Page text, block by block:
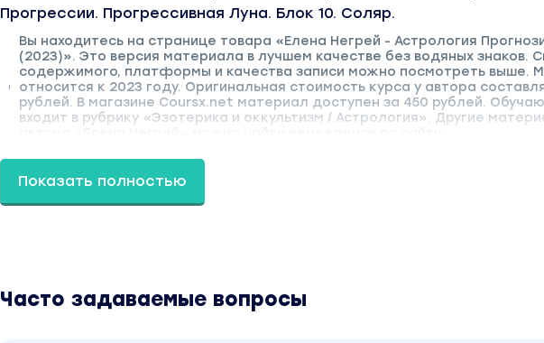
Прогрессии. Прогрессивная Луна. Блок 10. Соляр.
Вы находитесь на странице товара «Елена Негрей - Астрология
(2023)». Это версия материала в лучшем качестве без водяных знаков.
содержимого, платформы и качества записи можно посмотреть выше.
относится к 2023 году. Оригинальная стоимость курса у автора
рублей. В магазине Coursx.net материал доступен за 450 рублей.
входит в рубрику «Эзотерика и оккультизм / Астрология». Другие
Показать полностью
Часто задаваемые вопросы